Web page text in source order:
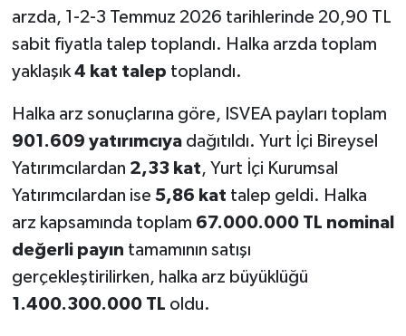
arzda, 1-2-3 Temmuz 2026 tarihlerinde 20,90 TL
sabit fiyatla talep toplandı. Halka arzda toplam
yaklaşık 4 kat talep toplandı.
Halka arz sonuçlarına göre, ISVEA payları toplam
901.609 yatırımcıyadağıtıldı. Yurt İçi Bireysel
Yatırımcılardan 2,33kat, Yurt İçi Kurumsal
Yatırımcılardan ise 5,86 kat talep geldi. Halka
arz kapsamında toplam 67.000.000 TL nominal
değerli payın tamamının satışı
gerçekleştirilirken, halka arz büyüklüğü
1.400.300.000 TL oldu.